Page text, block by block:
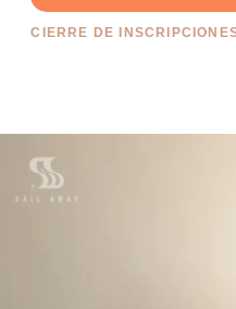
CIERRE DE